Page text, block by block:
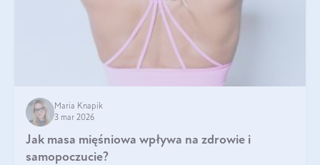
Maria Knapik
3 mar 2026
Jak masa mięśniowa wpływa na zdrowie i
samopoczucie?